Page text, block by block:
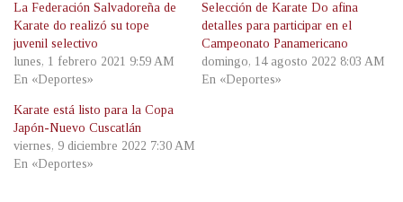
La Federación Salvadoreña de
Karate do realizó su tope
juvenil selectivo
lunes, 1 febrero 2021 9:59 AM
En «Deportes»
Selección de Karate Do afina
detalles para participar en el
Campeonato Panamericano
domingo, 14 agosto 2022 8:03 AM
En «Deportes»
Karate está listo para la Copa
Japón-Nuevo Cuscatlán
viernes, 9 diciembre 2022 7:30 AM
En «Deportes»